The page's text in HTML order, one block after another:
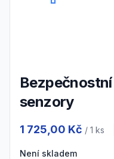
0
Bezpečnostní magnetické
senzory
1 725,00 Kč / 1 ks
Není skladem